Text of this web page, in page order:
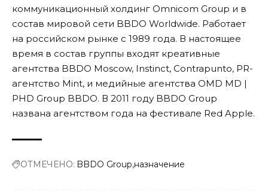
коммуникационный холдинг Omnicom Group и в
состав мировой сети BBDO Worldwide. Работает
на российском рынке с 1989 года. В настоящее
время в состав группы входят креативные
агентства BBDO Moscow, Instinct, Contrapunto, PR-
агентство Mint, и медийные агентства OMD MD |
PHD Group BBDO. В 2011 году BBDO Group
названа агентством года на фестивале Red Apple.
ОТМЕЧЕНО: BBDO Group назначение